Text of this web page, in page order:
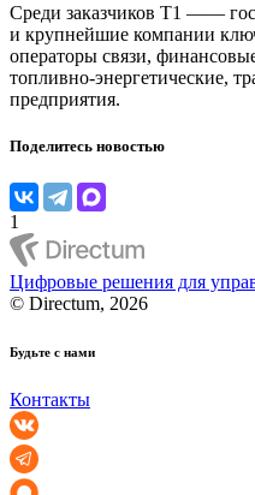
Среди заказчиков Т1 ——
и крупнейшие компании
операторы связи,
топливно-энергетические,
предприятия.
Поделитесь новостью
1
Цифровые решения для
© Directum, 2026
Будьте с нами
Контакты